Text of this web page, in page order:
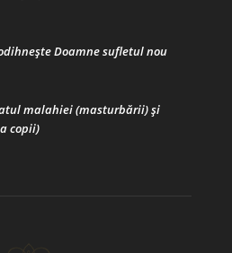
Doamne sufletul nou
malahiei (masturbării) şi
copii)